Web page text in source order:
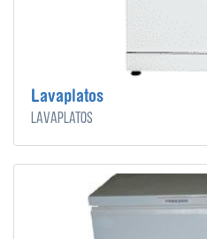
Lavaplatos
Lavaplatos